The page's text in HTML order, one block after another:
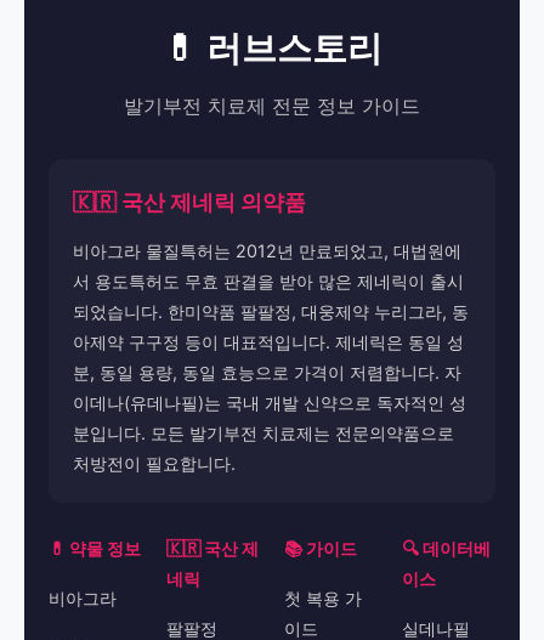
💊 러브스토리
발기부전 치료제 전문 정보 가이드
🇰🇷 국산 제네릭 의약품
비아그라 물질특허는 2012년 만료되었고, 대법원에
서 용도특허도 무효 판결을 받아 많은 제네릭이 출시
되었습니다. 한미약품 팔팔정, 대웅제약 누리그라, 동
아제약 구구정 등이 대표적입니다. 제네릭은 동일 성
분, 동일 용량, 동일 효능으로 가격이 저렴합니다. 자
이데나(유데나필)는 국내 개발 신약으로 독자적인 성
분입니다. 모든 발기부전 치료제는 전문의약품으로
처방전이 필요합니다.
💊 약물 정보
비아그라
🇰🇷 국산 제
네릭
팔팔정
📚 가이드
첫 복용 가
이드
🔍 데이터베
이스
실데나필